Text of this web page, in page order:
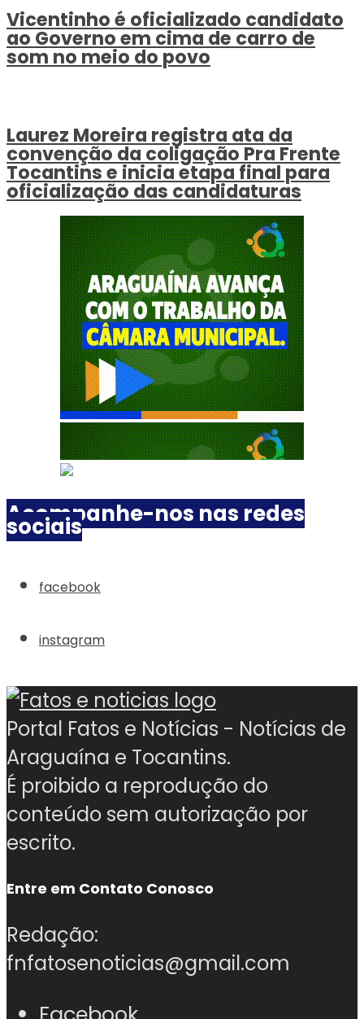
Vicentinho é oficializado candidato
ao Governo em cima de carro de
som no meio do povo
Laurez Moreira registra ata da
convenção da coligação Pra Frente
Tocantins e inicia etapa final para
oficialização das candidaturas
Acompanhe-nos nas redes
sociais
facebook
instagram
Portal Fatos e Notícias - Notícias de
Araguaína e Tocantins.
É proibido a reprodução do
conteúdo sem autorização por
escrito.
Entre em Contato Conosco
Redação:
fnfatosenoticias@gmail.com